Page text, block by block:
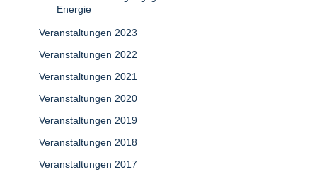
Energie
Veranstaltungen 2023
Veranstaltungen 2022
Veranstaltungen 2021
Veranstaltungen 2020
Veranstaltungen 2019
Veranstaltungen 2018
Veranstaltungen 2017